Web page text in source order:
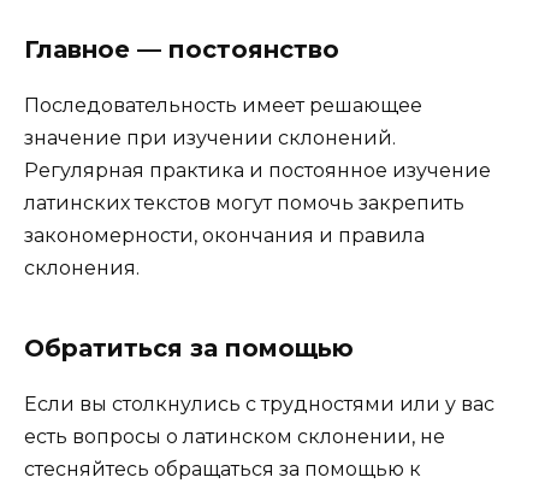
Главное — постоянство
Последовательность имеет решающее
значение при изучении склонений.
Регулярная практика и постоянное изучение
латинских текстов могут помочь закрепить
закономерности, окончания и правила
склонения.
Обратиться за помощью
Если вы столкнулись с трудностями или у вас
есть вопросы о латинском склонении, не
стесняйтесь обращаться за помощью к